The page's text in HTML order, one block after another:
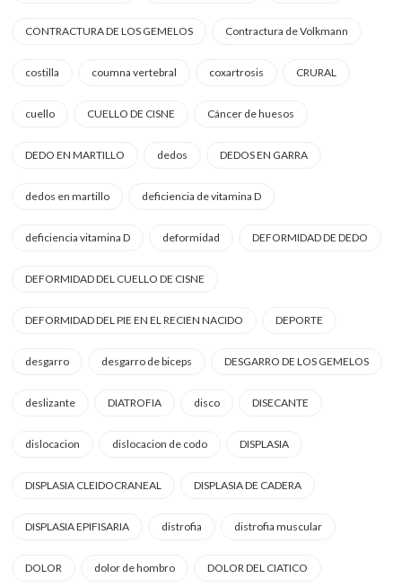
CONTRACTURA DE LOS GEMELOS Contractura de Volkmann
costilla coumna vertebral coxartrosis CRURAL
cuello CUELLO DE CISNE Cáncer de huesos
DEDO EN MARTILLO dedos DEDOS EN GARRA
dedos en martillo deficiencia de vitamina D
deficiencia vitamina D deformidad DEFORMIDAD DE DEDO
DEFORMIDAD DEL CUELLO DE CISNE
DEFORMIDAD DEL PIE EN EL RECIEN NACIDO DEPORTE
desgarro desgarro de biceps DESGARRO DE LOS GEMELOS
deslizante DIATROFIA disco DISECANTE
dislocacion dislocacion de codo DISPLASIA
DISPLASIA CLEIDOCRANEAL DISPLASIA DE CADERA
DISPLASIA EPIFISARIA distrofia distrofia muscular
DOLOR dolor de hombro DOLOR DEL CIATICO